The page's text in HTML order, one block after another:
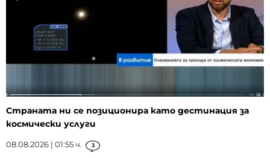
Страната ни се позиционира като дестинация за
космически услуги
08.08.2026 | 01:55 ч. 3